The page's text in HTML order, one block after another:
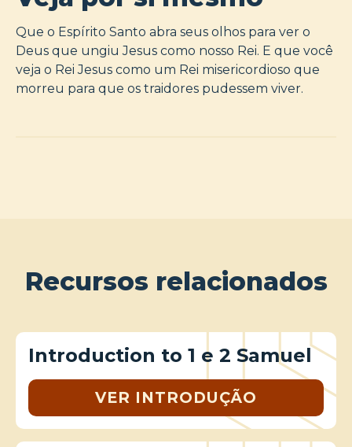
Que o Espírito Santo abra seus olhos para ver o
Deus que ungiu Jesus como nosso Rei. E que você
veja o Rei Jesus como um Rei misericordioso que
morreu para que os traidores pudessem viver.
Recursos relacionados
Introduction to 1 e 2 Samuel
VER INTRODUÇÃO